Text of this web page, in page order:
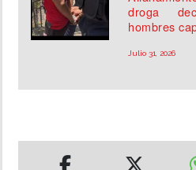
droga
hombres
Julio 31, 2026